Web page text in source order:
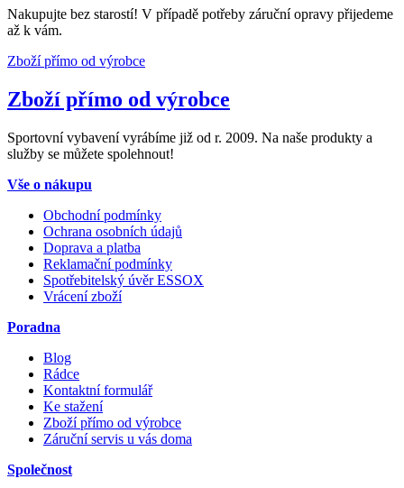
Nakupujte bez starostí! V případě potřeby záruční opravy přijedeme
až k vám.
Zboží přímo od výrobce
Zboží přímo od výrobce
Sportovní vybavení vyrábíme již od r. 2009. Na naše produkty a
služby se můžete spolehnout!
Vše o nákupu
Obchodní podmínky
Ochrana osobních údajů
Doprava a platba
Reklamační podmínky
Spotřebitelský úvěr ESSOX
Vrácení zboží
Poradna
Blog
Rádce
Kontaktní formulář
Ke stažení
Zboží přímo od výrobce
Záruční servis u vás doma
Společnost